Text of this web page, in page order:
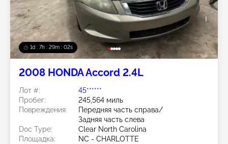
1d : 7h : 29m : 00s
2008 HONDA Accord 2.4L
Лот #:
45******
Пробег:
245,564 миль
Повреждения:
Передняя часть справа/
Задняя часть слева
Doc Type:
Clear North Carolina
Площадка:
NC - CHARLOTTE